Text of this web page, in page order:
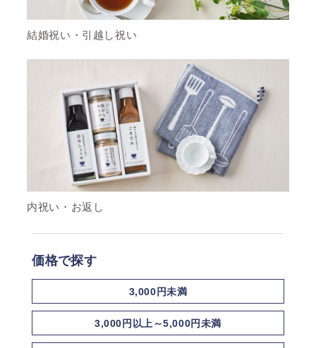
結婚祝い・引越し祝い
内祝い・お返し
価格で探す
3,000円未満
3,000円以上～5,000円未満